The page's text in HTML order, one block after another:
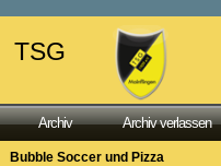
TSG
Archiv Archiv verlassen
Bubble Soccer und Pizza